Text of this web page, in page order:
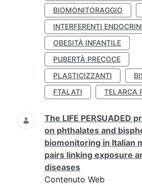
BIOMONITORAGGIO
INTERFERENTI ENDOCRINI
OBESITÀ INFANTILE
PUBERTÀ PRECOCE
PLASTICIZZANTI
FTALATI
TELARCA
The LIFE PERSUADED
on phthalates and
biomonitoring in Italian
pairs linking exposure
diseases
Contenuto Web